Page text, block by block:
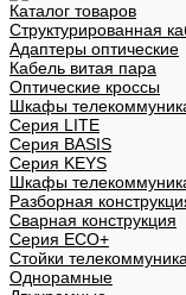
Каталог товаров
Структурированная
Адаптеры оптические
Кабель витая пара
Оптические кроссы
Шкафы
Cерия LITE
Cерия BASIS
Cерия KEYS
Шкафы
Разборная
Сварная конструкция
Серия ECO+
Стойки
Однорамные